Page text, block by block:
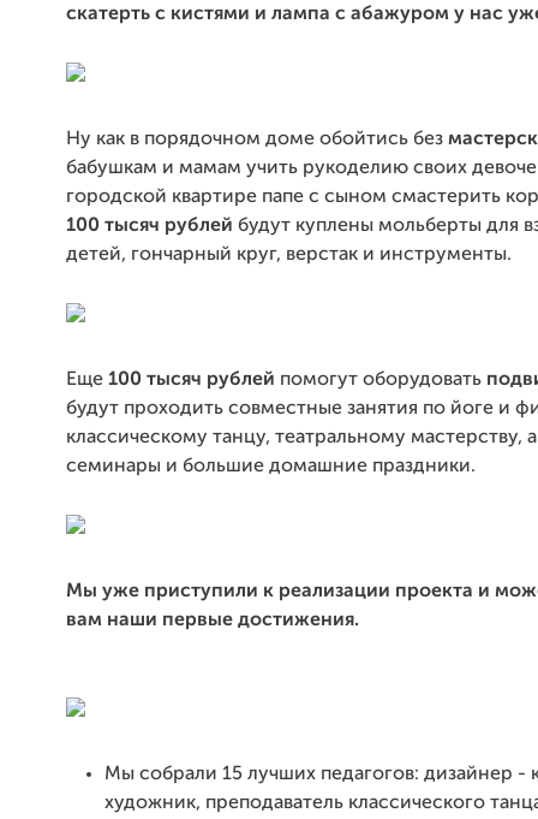
скатерть с кистями и лампа с абажуром у нас
Ну как в порядочном доме обойтись без
бабушкам и мамам учить рукоделию своих
городской квартире папе с сыном смастерить
100 тысяч рублей будут куплены мольберты для
детей, гончарный круг, верстак и инструменты.
Еще 100 тысяч рублей помогут оборудовать
будут проходить совместные занятия по йоге и
классическому танцу, театральному мастерству,
семинары и большие домашние праздники.
Мы уже приступили к реализации проекта и
вам наши первые достижения.
Мы собрали 15 лучших педагогов: дизайнер -
художник, преподаватель классического